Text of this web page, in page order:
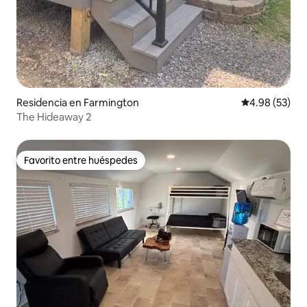
Residencia en Farmington Calificación
4.98 (53)
The Hideaway 2
Favorito entre huéspedes
Favorito entre huéspedes